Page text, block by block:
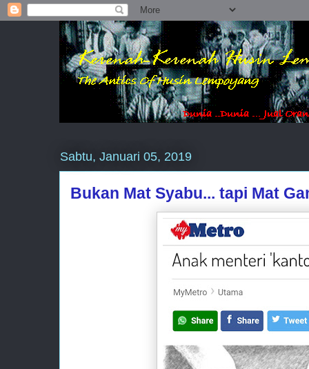
Sabtu, Januari 05, 2019
Bukan Mat Syabu... tapi Mat